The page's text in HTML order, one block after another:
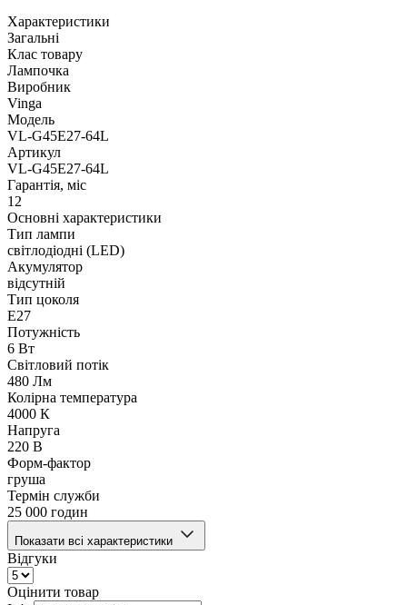
Характеристики
Загальні
Клас товару
Лампочка
Виробник
Vinga
Модель
VL-G45E27-64L
Артикул
VL-G45E27-64L
Гарантія, міс
12
Основні характеристики
Тип лампи
світлодіодні (LED)
Акумулятор
відсутній
Тип цоколя
E27
Потужність
6 Вт
Світловий потік
480 Лм
Колірна температура
4000 К
Напруга
220 В
Форм-фактор
груша
Термін служби
25 000 годин
Показати всі характеристики
Відгуки
Оцінити товар